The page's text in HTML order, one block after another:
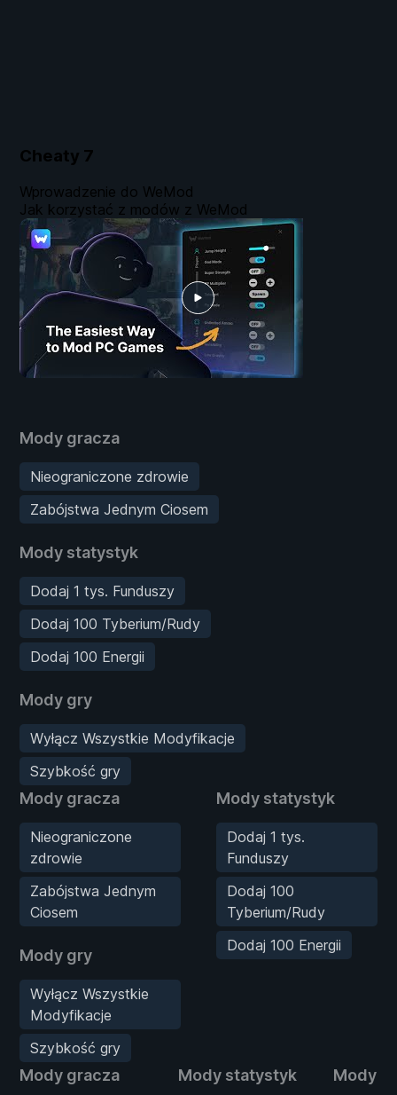
Cheaty 7
Mody gracza
Nieograniczone zdrowie
Zabójstwa Jednym Ciosem
Mody statystyk
Dodaj 1 tys. Funduszy
Dodaj 100 Tyberium/Rudy
Dodaj 100 Energii
Mody gry
Wyłącz Wszystkie Modyfikacje
Szybkość gry
Mody gracza
Nieograniczone
zdrowie
Zabójstwa Jednym
Ciosem
Mody gry
Wyłącz Wszystkie
Modyfikacje
Szybkość gry
Mody statystyk
Dodaj 1 tys.
Funduszy
Dodaj 100
Tyberium/Rudy
Dodaj 100 Energii
Mody gracza Mody statystyk Mody
Wprowadzenie do WeMod
Jak korzystać z modów z WeMod